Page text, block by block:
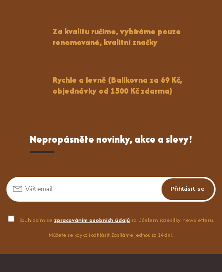
Za kvalitu ručíme, vybíráme pouze
renomované, kvalitní značky
Rychle a levně (Balíkovna za 69 Kč,
objednávky od 1500 Kč zdarma)
Nepropásněte novinky, akce a slevy!
Přihlásit se
Souhlasím se zpracováním osobních údajůza účelem rozesílky newsletteru.
Můžete se kdykoli odhlásit. Zasíláme jednou za 14 dní.